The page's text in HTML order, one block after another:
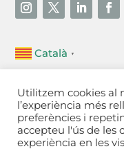
Català ▼
Unió Empresarial de
Ctra. de Manresa, 131,
Tel 93 805 22 92
Contactar
Utilitzem cookies al
l’experiència més
preferències i
accepteu l'ús de les
experiència en les